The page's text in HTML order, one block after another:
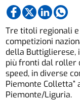
Tre titoli regionali
competizioni
della Buttiglierese,
più fronti dal roller
speed, in diverse
Piemonte
Piemonte/Liguria.